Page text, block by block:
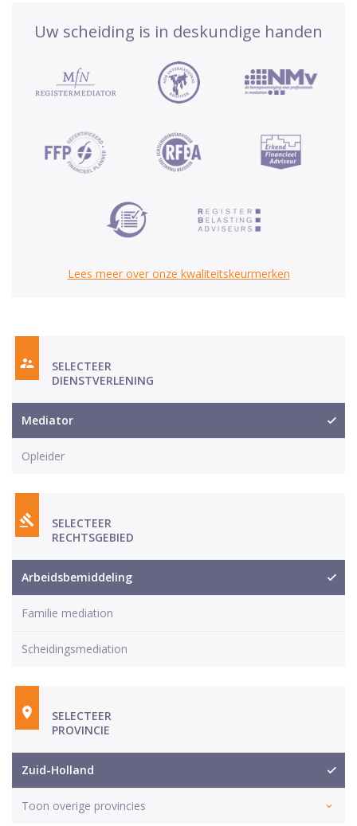
Uw scheiding is in deskundige handen
Lees meer over onze kwaliteitskeurmerken
SELECTEER
DIENSTVERLENING
Mediator
Opleider
SELECTEER
RECHTSGEBIED
Arbeidsbemiddeling
Familie mediation
Scheidingsmediation
SELECTEER
PROVINCIE
Zuid-Holland
Toon overige provincies